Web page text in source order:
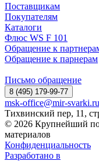
Поставщикам
Покупателям
Каталоги
Флюс WS F 101
Обращение к
Обращение к парнерам
Письмо обращение
8 (495) 179-99-77
msk-office@mir-svarki.ru
Тихвинский пер, 11,
© 2026 Крупнейший
материалов
Конфиденциальность
Разработано в